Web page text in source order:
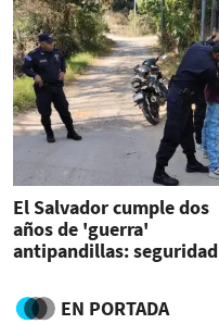
El Salvador cumple dos
años de 'guerra'
antipandillas: seguridad
EN PORTADA